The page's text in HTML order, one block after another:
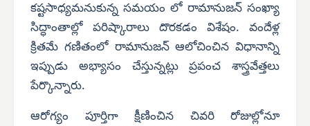
కష్టసాధ్యమనుకున్న సమయం లో రామానుజన్ సంఖ్యా
సిద్ధాంతాల్లో పరిష్కారాలు దొరకడం విశేషం. వందేళ్ల
క్రితమే గణితంలో రామానుజన్ ఆలోచించిన విధానాన్ని
ఇప్పుడు అభ్యాసం చేస్తున్నట్లు ప్రపంచ శాస్త్రవేత్తలు
పేర్కొన్నారు.
ఆరోగ్యం పూర్తిగా క్షీణించిన చివరి రోజుల్లోనూ